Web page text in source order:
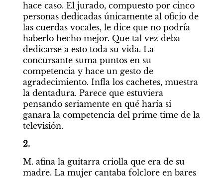
hace caso. El jurado, compuesto por cinco
personas dedicadas únicamente al oficio de
las cuerdas vocales, le dice que no podría
haberlo hecho mejor. Que tal vez deba
dedicarse a esto toda su vida. La
concursante suma puntos en su
competencia y hace un gesto de
agradecimiento. Infla los cachetes, muestra
la dentadura. Parece que estuviera
pensando seriamente en qué haría si
ganara la competencia del prime time de la
televisión.
2.
M. afina la guitarra criolla que era de su
madre. La mujer cantaba folclore en bares